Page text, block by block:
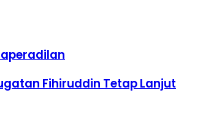
Fihiruddin Tetap Lanjut